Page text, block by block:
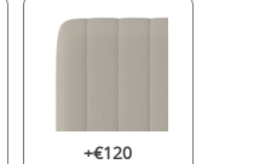
+€120